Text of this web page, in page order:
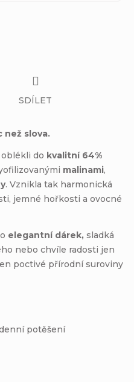
než slova.
do kvalitní 64%
malinami,
. Vznikla tak harmonická
jemné hořkosti a ovocné
elegantní dárek, sladká
nebo chvíle radosti jen
poctivé přírodní suroviny
potěšení
SDÍLET